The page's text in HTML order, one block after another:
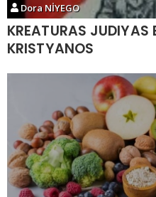
Dora NİYEGO
KREATURAS JUDIYAS
KRISTYANOS